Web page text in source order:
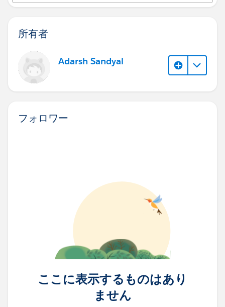
所有者
Adarsh Sandyal
フォロワー
ここに表示するものはあり
ません